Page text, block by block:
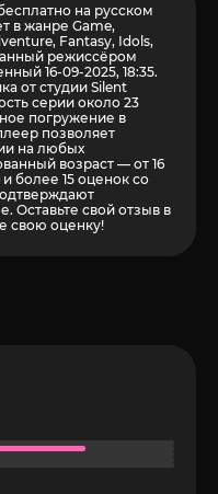
на русском
в жанре Game,
Fantasy, Idols,
режиссёром
16-09-2025, 18:35.
от студии Silent
серии около 23
погружение в
позволяет
на любых
возраст — от 16
и более 15 оценок со
Оставьте свой отзыв в
свою оценку!